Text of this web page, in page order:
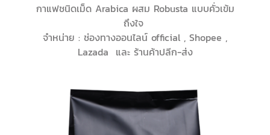
กาแฟชนิดเม็ด Arabica ผสม Robusta แบบคั่วเข้ม
ถึงใจ
จำหน่าย : ช่องทางออนไลน์ official , Shopee ,
Lazada และ ร้านค้าปลีก-ส่ง